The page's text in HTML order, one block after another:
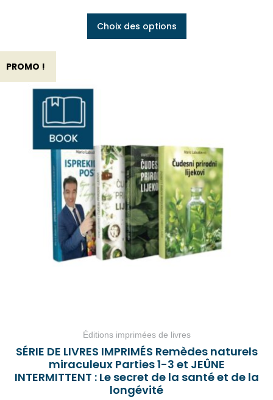
Choix des options
PROMO !
Éditions imprimées de livres
SÉRIE DE LIVRES IMPRIMÉS Remèdes naturels
miraculeux Parties 1-3 et JEÛNE
INTERMITTENT : Le secret de la santé et de la
longévité